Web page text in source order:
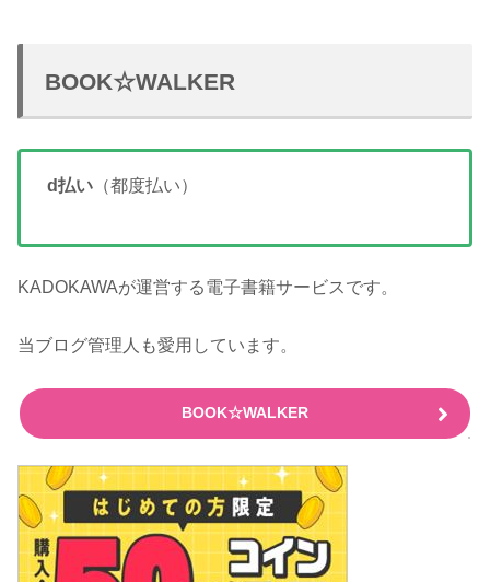
BOOK☆WALKER
d払い （都度払い）
KADOKAWAが運営する電子書籍サービスです。
当ブログ管理人も愛用しています。
BOOK☆WALKER